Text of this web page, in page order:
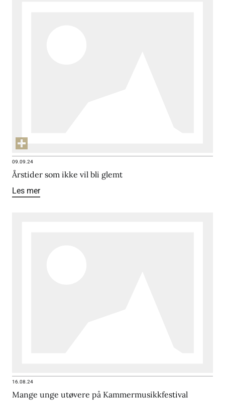
09.09.24
Årstider som ikke vil bli glemt
Les mer
16.08.24
Mange unge utøvere på Kammermusikkfestival